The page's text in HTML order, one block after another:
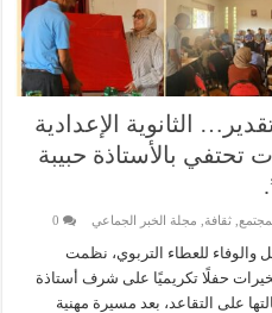
الثانوية الإعدادية
تحتفي بالأستاذة حبيبة
,ثقافة مجلة الخبر الجماعي 0
والوفاء للعطاء التربوي، نظمت
حفلًا تكريميًا على شرف أستاذة
على التقاعد، بعد مسيرة مهنية